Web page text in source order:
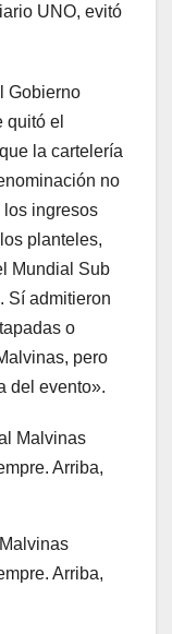
UNO, evitó
Gobierno
quitó el
la cartelería
no
los ingresos
planteles,
Mundial Sub
Sí admitieron
o
pero
del evento».
Arriba,